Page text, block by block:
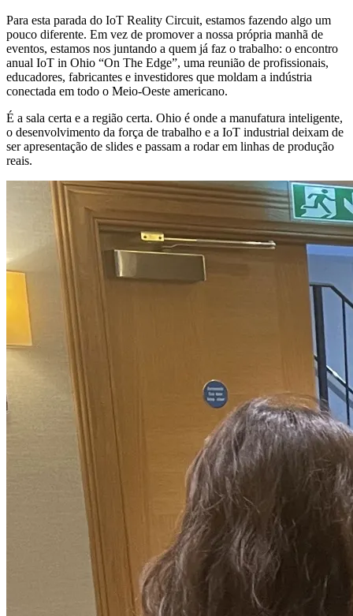
Para esta parada do IoT Reality Circuit, estamos fazendo algo um
pouco diferente. Em vez de promover a nossa própria manhã de
eventos, estamos nos juntando a quem já faz o trabalho: o encontro
anual IoT in Ohio “On The Edge”, uma reunião de profissionais,
educadores, fabricantes e investidores que moldam a indústria
conectada em todo o Meio-Oeste americano.
É a sala certa e a região certa. Ohio é onde a manufatura inteligente,
o desenvolvimento da força de trabalho e a IoT industrial deixam de
ser apresentação de slides e passam a rodar em linhas de produção
reais.